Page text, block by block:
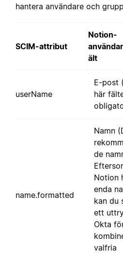
hantera användare och
SCIM-attribut
Notion-
ält
userName
E-post
här
name.formatted
Namn
de
Notion
enda
kan du
ett
Okta
valfria